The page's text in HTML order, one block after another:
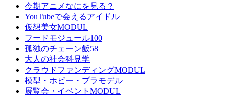
今期アニメなにを見る？
YouTubeで会えるアイドル
仮想美女MODUL
フードモジュール100
孤独のチェーン飯58
大人の社会科見学
クラウドファンディングMODUL
模型・ホビー・プラモデル
展覧会・イベントMODUL